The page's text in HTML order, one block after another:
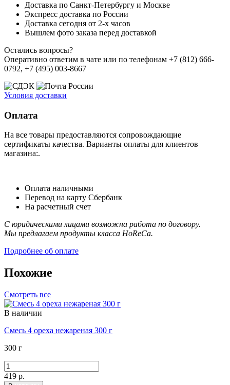
Доставка по Санкт-Петербургу и Москве
Экспресс доставка по России
Доставка сегодня от 2-х часов
Вышлем фото заказа перед доставкой
Остались вопросы?
Оперативно ответим в чате или по телефонам +7 (812) 666-
0792, +7 (495) 003-8667
Условия доставки
Оплата
На все товары предоставляются сопровождающие
сертификаты качества. Варианты оплаты для клиентов
магазина:.
Оплата наличными
Перевод на карту Сбербанк
На расчетный счет
С юридическими лицами возможна работа по договору.
Мы предлагаем продукты класса HoReCa.
Подробнее об оплате
Похожие
Смотреть все
В наличии
Смесь 4 ореха нежареная 300 г
300 г
419 р.